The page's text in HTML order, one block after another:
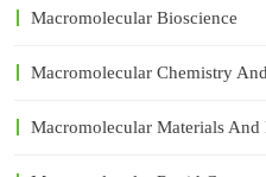
Macromolecular Bioscience
Macromolecular Chemistry
Macromolecular Materials And